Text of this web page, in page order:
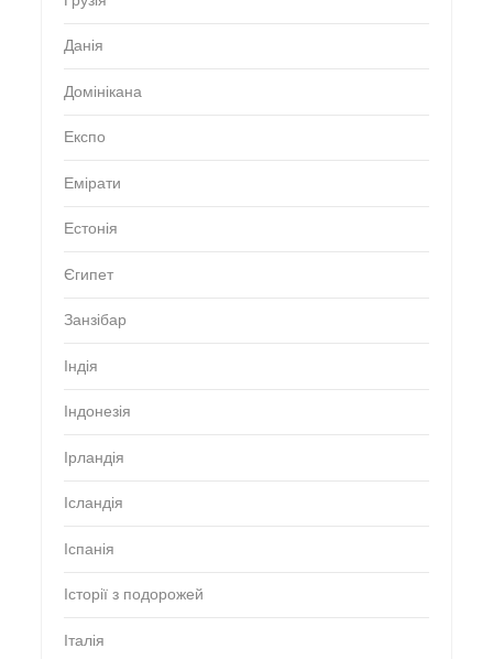
Данія
Домінікана
Експо
Емірати
Естонія
Єгипет
Занзібар
Індія
Індонезія
Ірландія
Ісландія
Іспанія
Історії з подорожей
Італія